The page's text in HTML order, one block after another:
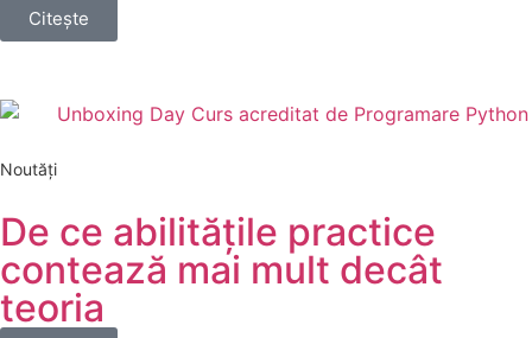
Citește
Noutăți
De ce abilitățile practice
contează mai mult decât
teoria